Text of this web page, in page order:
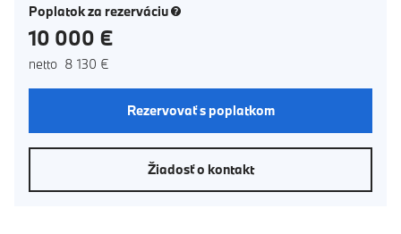
Poplatok za rezerváciu (nové okno)
10 000 €
netto 8 130 €
Rezervovať s poplatkom
Žiadosť o kontakt